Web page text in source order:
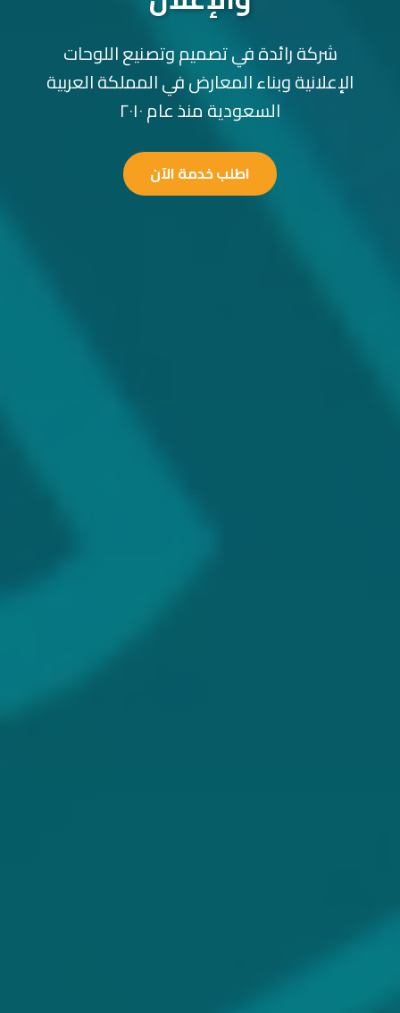
شركة رائدة في تصميم وتصنيع اللوحات
الإعلانية وبناء المعارض في المملكة العربية
السعودية منذ عام ٢٠١٠
اطلب خدمة الآن